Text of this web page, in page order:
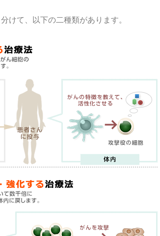
けて、以下の二種類があります。